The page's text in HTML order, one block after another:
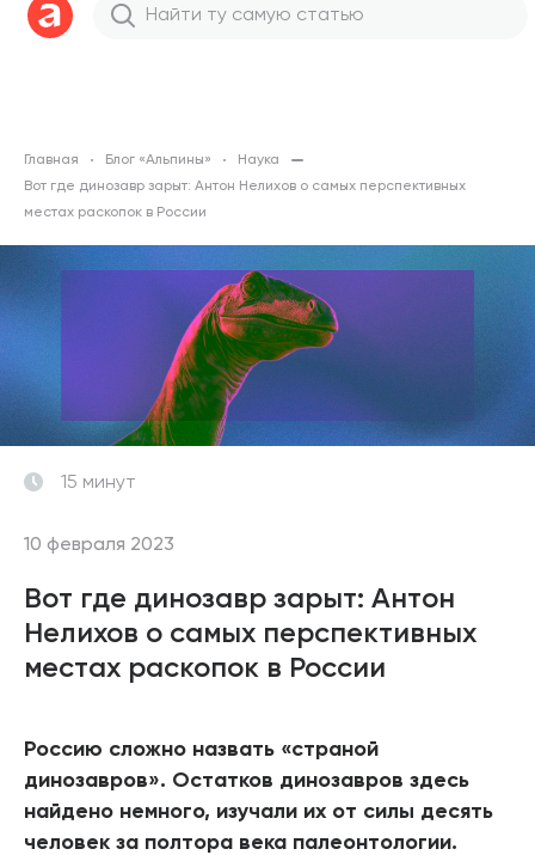
Главная Блог «Альпины»
Наука
Вот где динозавр зарыт: Антон Нелихов о самых перспективных
местах раскопок в России
10 февраля 2023
15 минут
Вот где динозавр зарыт: Антон
Нелихов о самых перспективных
местах раскопок в России
Россию сложно назвать «страной
динозавров». Остатков динозавров здесь
найдено немного, изучали их от силы десять
человек за полтора века палеонтологии.